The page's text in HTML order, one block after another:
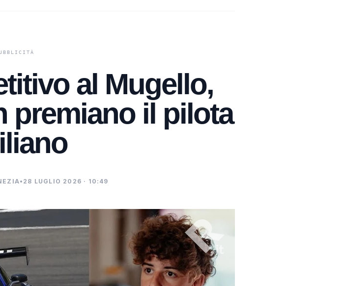
al Mugello,
premiano il pilota
• 28 LUGLIO 2026 · 10:49